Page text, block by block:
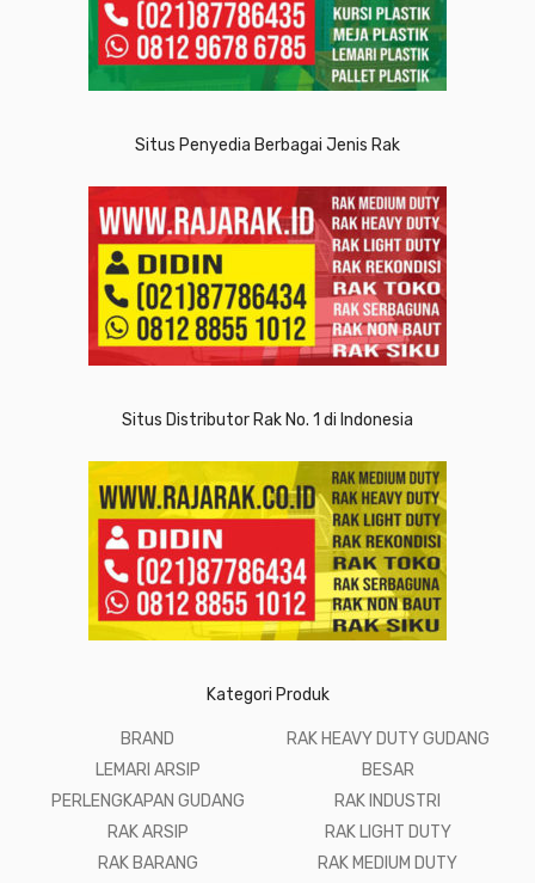
Situs Penyedia Berbagai Jenis Rak
Situs Distributor Rak No. 1 di Indonesia
Kategori Produk
BRAND
LEMARI ARSIP
PERLENGKAPAN GUDANG
RAK ARSIP
RAK BARANG
RAK HEAVY DUTY GUDANG
BESAR
RAK INDUSTRI
RAK LIGHT DUTY
RAK MEDIUM DUTY